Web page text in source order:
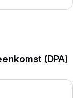
(DPA)